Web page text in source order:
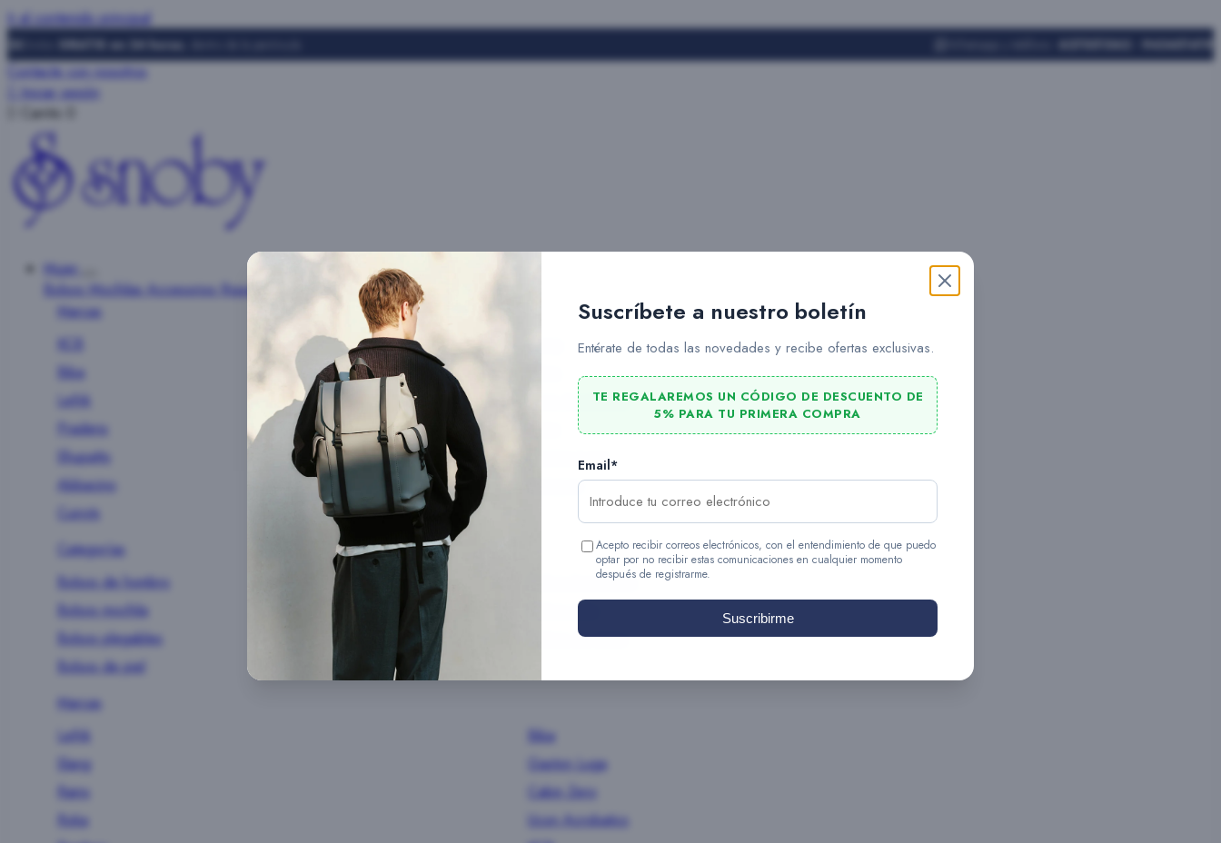
Ir al contenido principal
GRATIS en 24 horas
Iniciar sesión
Carrito
Mujer
Bolsos Mochilas Accesorios Ropa
Marcas
Biba
Lefrik
Ucon Acrobatics
Pradens
Shupatto
Gaston Luga
Abbacino
Cotopaxi
Cuirots
Categorías
Bolsos de hombro
Bolsos bandolera
Bolsos mochila
Bolsos tote
Bolsos plegables
Bolsos de mano
Bolsos de piel
Marcas
Lefrik
Biba
Slang
Gaston Luga
Rains
Cabin Zero
Roka
Ucon Acrobatics
Suscríbete a nuestro boletín
Entérate de todas las novedades y recibe ofertas exclusivas.
TE REGALAREMOS UN CÓDIGO DE DESCUENTO DE
5% PARA TU PRIMERA COMPRA
Email*
Acepto recibir correos electrónicos, con el entendimiento de que puedo
optar por no recibir estas comunicaciones en cualquier momento
después de registrarme.
Suscribirme